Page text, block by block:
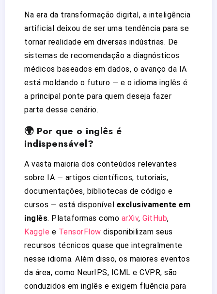
Na era da transformação digital, a inteligência
artificial deixou de ser uma tendência para se
tornar realidade em diversas indústrias. De
sistemas de recomendação a diagnósticos
médicos baseados em dados, o avanço da IA
está moldando o futuro — e o idioma inglês é
a principal ponte para quem deseja fazer
parte desse cenário.
🌍 Por que o inglês é
indispensável?
A vasta maioria dos conteúdos relevantes
sobre IA — artigos científicos, tutoriais,
documentações, bibliotecas de código e
cursos — está disponível exclusivamente em
inglês. Plataformas como arXiv, GitHub,
Kaggle e TensorFlow disponibilizam seus
recursos técnicos quase que integralmente
nesse idioma. Além disso, os maiores eventos
da área, como NeurIPS, ICML e CVPR, são
conduzidos em inglês e exigem fluência para